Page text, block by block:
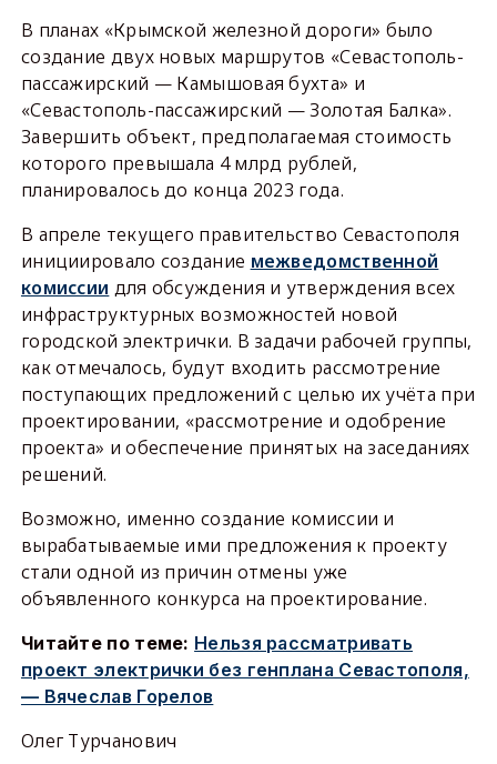
В планах «Крымской железной дороги» было
создание двух новых маршрутов «Севастополь-
пассажирский — Камышовая бухта» и
«Севастополь-пассажирский — Золотая Балка».
Завершить объект, предполагаемая стоимость
которого превышала 4 млрд рублей,
планировалось до конца 2023 года.
В апреле текущего правительство Севастополя
инициировало создание межведомственной
комиссии для обсуждения и утверждения всех
инфраструктурных возможностей новой
городской электрички. В задачи рабочей группы,
как отмечалось, будут входить рассмотрение
поступающих предложений с целью их учёта при
проектировании, «рассмотрение и одобрение
проекта» и обеспечение принятых на заседаниях
решений.
Возможно, именно создание комиссии и
вырабатываемые ими предложения к проекту
стали одной из причин отмены уже
объявленного конкурса на проектирование.
Читайте по теме: Нельзя рассматривать
проект электрички без генплана Севастополя,
— Вячеслав Горелов
Олег Турчанович